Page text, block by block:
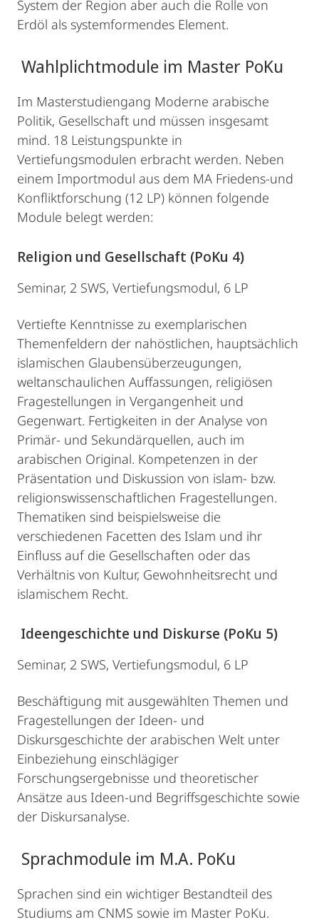
System der Region aber auch die Rolle von
Erdöl als systemformendes Element.
Wahlplichtmodule im Master PoKu
Im Masterstudiengang Moderne arabische
Politik, Gesellschaft und müssen insgesamt
mind. 18 Leistungspunkte in
Vertiefungsmodulen erbracht werden. Neben
einem Importmodul aus dem MA Friedens-und
Konfliktforschung (12 LP) können folgende
Module belegt werden:
Religion und Gesellschaft (PoKu 4)
Seminar, 2 SWS, Vertiefungsmodul, 6 LP
Vertiefte Kenntnisse zu exemplarischen
Themenfeldern der nahöstlichen, hauptsächlich
islamischen Glaubensüberzeugungen,
weltanschaulichen Auffassungen, religiösen
Fragestellungen in Vergangenheit und
Gegenwart. Fertigkeiten in der Analyse von
Primär- und Sekundärquellen, auch im
arabischen Original. Kompetenzen in der
Präsentation und Diskussion von islam- bzw.
religionswissenschaftlichen Fragestellungen.
Thematiken sind beispielsweise die
verschiedenen Facetten des Islam und ihr
Einfluss auf die Gesellschaften oder das
Verhältnis von Kultur, Gewohnheitsrecht und
islamischem Recht.
Ideengeschichte und Diskurse (PoKu 5)
Seminar, 2 SWS, Vertiefungsmodul, 6 LP
Beschäftigung mit ausgewählten Themen und
Fragestellungen der Ideen- und
Diskursgeschichte der arabischen Welt unter
Einbeziehung einschlägiger
Forschungsergebnisse und theoretischer
Ansätze aus Ideen-und Begriffsgeschichte sowie
der Diskursanalyse.
Sprachmodule im M.A. PoKu
Sprachen sind ein wichtiger Bestandteil des
Studiums am CNMS sowie im Master PoKu.